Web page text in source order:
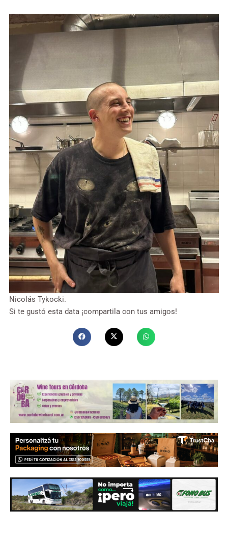
Nicolás Tykocki.
Si te gustó esta data ¡compartila con tus amigos!